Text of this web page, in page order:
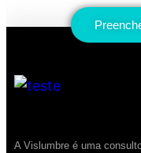
A Vislumbre é uma